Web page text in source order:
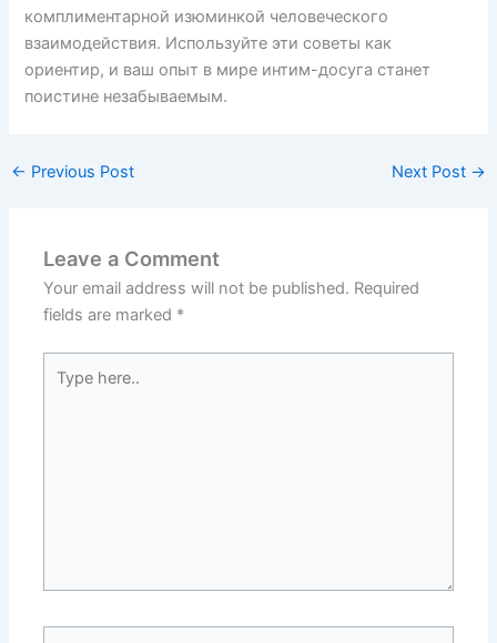
комплиментарной изюминкой человеческого
взаимодействия. Используйте эти советы как
ориентир, и ваш опыт в мире интим-досуга станет
поистине незабываемым.
← Previous Post Next Post →
Leave a Comment
Your email address will not be published. Required
fields are marked *
here..